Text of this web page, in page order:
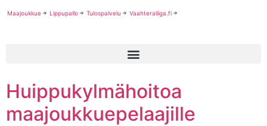
Maajoukkue Lippupallo Tulospalvelu Vaahteraliiga.fi
Huippukylmähoitoa
maajoukkuepelaajille